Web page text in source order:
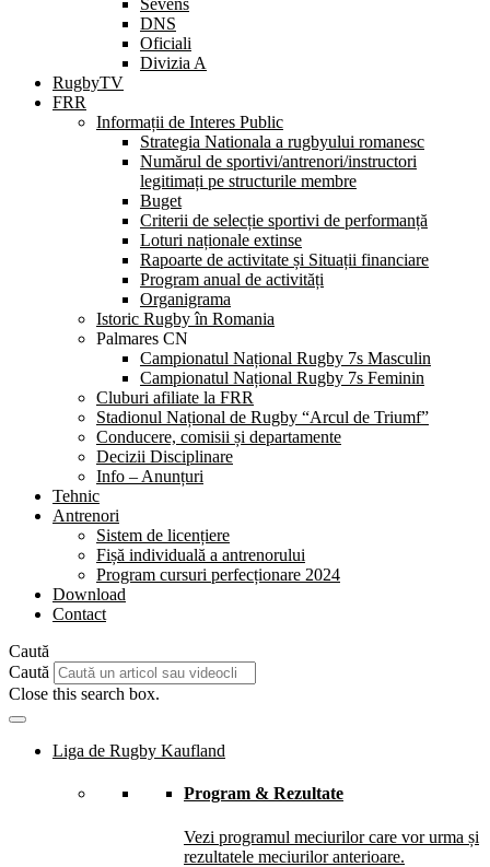
Sevens
DNS
Oficiali
Divizia A
RugbyTV
FRR
Informații de Interes Public
Strategia Nationala a rugbyului romanesc
Numărul de sportivi/antrenori/instructori
legitimați pe structurile membre
Buget
Criterii de selecție sportivi de performanță
Loturi naționale extinse
Rapoarte de activitate și Situații financiare
Program anual de activități
Organigrama
Istoric Rugby în Romania
Palmares CN
Campionatul Național Rugby 7s Masculin
Campionatul Național Rugby 7s Feminin
Cluburi afiliate la FRR
Stadionul Național de Rugby “Arcul de Triumf”
Conducere, comisii și departamente
Decizii Disciplinare
Info – Anunțuri
Tehnic
Antrenori
Sistem de licențiere
Fișă individuală a antrenorului
Program cursuri perfecționare 2024
Download
Contact
Caută
Caută
Close this search box.
Liga de Rugby Kaufland
Program & Rezultate
Vezi programul meciurilor care vor urma și
rezultatele meciurilor anterioare.